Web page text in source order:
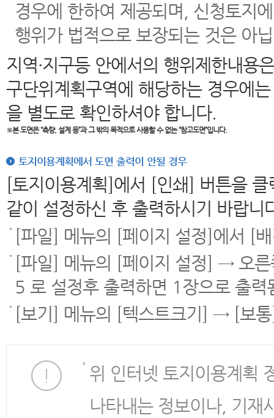
경우에 한하여 제공되며, 신청토지
행위가 법적으로 보장되는 것은 아
지역·지구등 안에서의 행위제한내용
구단위계획구역에 해당하는 경우에
을 별도로 확인하셔야 합니다.
※본 도면은“측량, 설계 등”과 그 밖의 목적으로 사용할 수 없는 “참고도면”입니다.
토지이용계획에서 도면 출력이 안될 경우
[토지이용계획]에서 [인쇄] 버튼을
같이 설정하신 후 출력하시기 바랍니
[파일] 메뉴의 [페이지 설정]에서 [
[파일] 메뉴의 [페이지 설정] → 오
5 로 설정후 출력하면 1장으로 출력
[보기] 메뉴의 [텍스트크기] → [보
위 인터넷 토지이용계획
나타내는 정보이나, 기재